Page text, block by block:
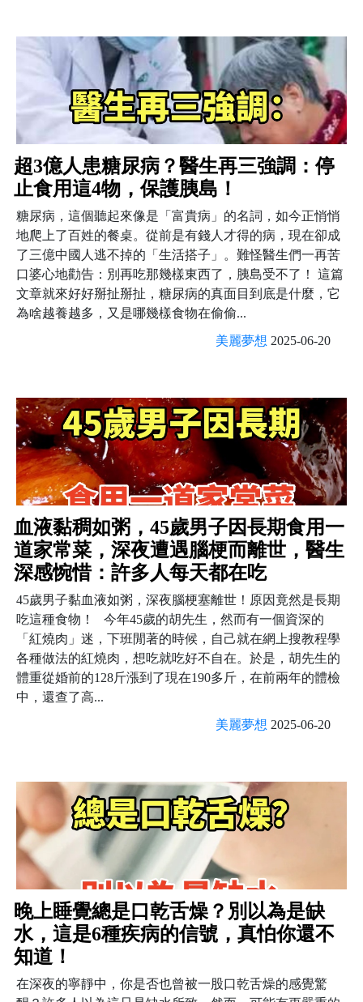
超3億人患糖尿病？醫生再三強調：停
止食用這4物，保護胰島！
糖尿病，這個聽起來像是「富貴病」的名詞，如今正悄悄
地爬上了百姓的餐桌。從前是有錢人才得的病，現在卻成
了三億中國人逃不掉的「生活搭子」。難怪醫生們一再苦
口婆心地勸告：別再吃那幾樣東西了，胰島受不了！ 這篇
文章就來好好掰扯掰扯，糖尿病的真面目到底是什麼，它
為啥越養越多，又是哪幾樣食物在偷偷...
美麗夢想 2025-06-20
血液黏稠如粥，45歲男子因長期食用一
道家常菜，深夜遭遇腦梗而離世，醫生
深感惋惜：許多人每天都在吃
45歲男子黏血液如粥，深夜腦梗塞離世！原因竟然是長期
吃這種食物！ 今年45歲的胡先生，然而有一個資深的
「紅燒肉」迷，下班閒著的時候，自己就在網上搜教程學
各種做法的紅燒肉，想吃就吃好不自在。於是，胡先生的
體重從婚前的128斤漲到了現在190多斤，在前兩年的體檢
中，還查了高...
美麗夢想 2025-06-20
晚上睡覺總是口乾舌燥？別以為是缺
水，這是6種疾病的信號，真怕你還不
知道！
在深夜的寧靜中，你是否也曾被一股口乾舌燥的感覺驚